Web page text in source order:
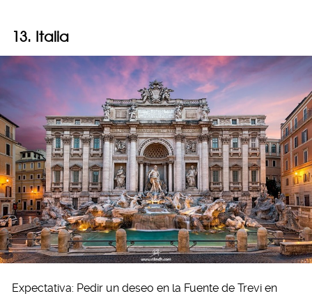
13. Italia
Expectativa: Pedir un deseo en la Fuente de Trevi en